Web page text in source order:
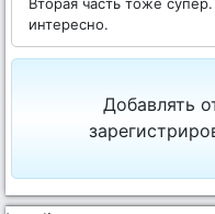
интересно.
Добавлять